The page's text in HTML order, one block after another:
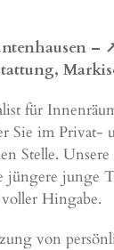
–
für
Sie im Privat-
Stelle.
jüngere junge
Hingabe.
von